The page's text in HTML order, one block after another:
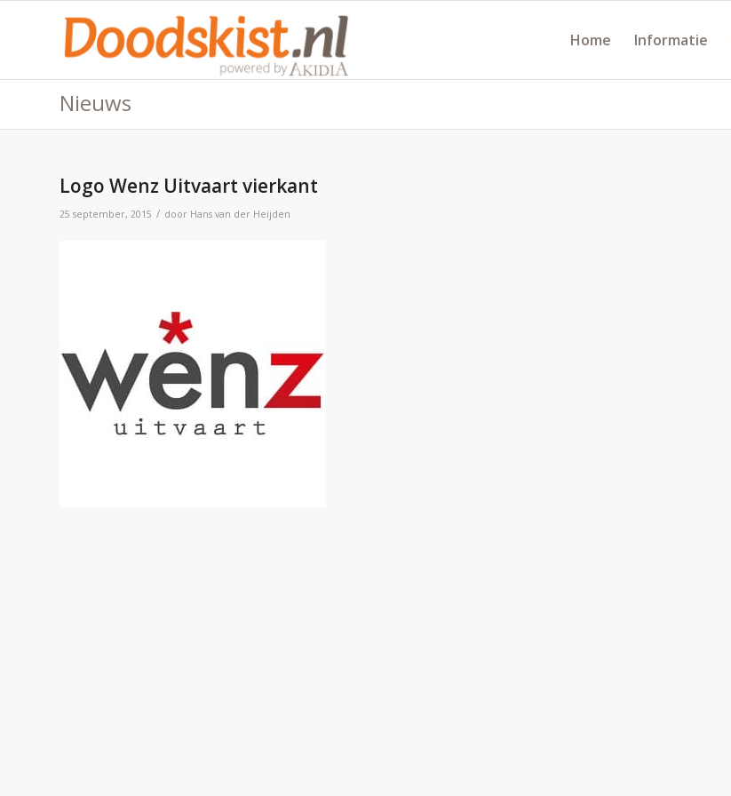
Home Informatie
Nieuws
Logo Wenz Uitvaart vierkant
25 september, 2015 / door Hans van der Heijden